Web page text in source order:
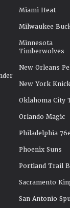
Miami Heat
Milwaukee
Minnesota
Timberwolves
New Orleans
New York
Oklahoma City
Orlando Magic
Philadelphia
Phoenix Suns
Portland Trail
Sacramento
San Antonio